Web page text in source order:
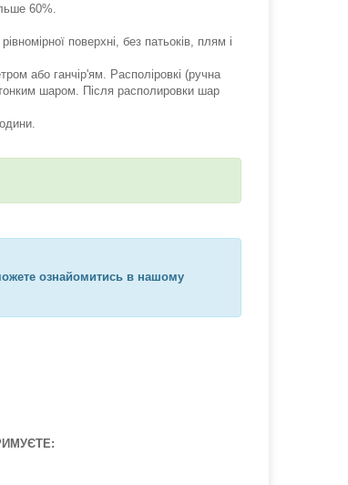
60%.
поверхні, без патьоків, плям і
або ганчір'ям. Располіровкі (ручна
шаром. Після располировки шар
ознайомитись в нашому